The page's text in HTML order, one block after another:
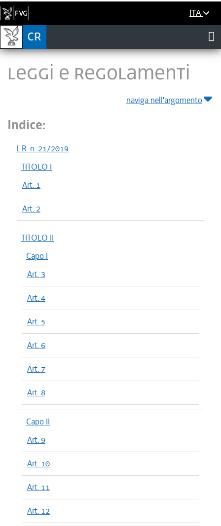
ITA
LEGGI E REGOLAMENTI
naviga nell'argomento
Indice:
L.R. n. 21/2019
TITOLO I
Art. 1
Art. 2
TITOLO II
Capo I
Art. 3
Art. 4
Art. 5
Art. 6
Art. 7
Art. 8
Capo II
Art. 9
Art. 10
Art. 11
Art. 12